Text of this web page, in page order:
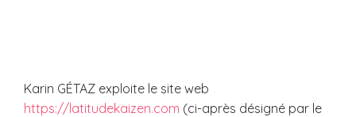
Karin GÉTAZ exploite le site web
https://latitudekaizen.com (ci-après désigné par le